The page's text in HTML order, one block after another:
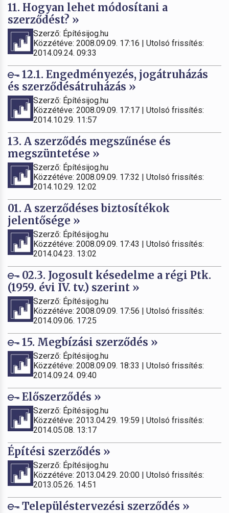
11. Hogyan lehet módosítani a
szerződést? »
Szerző: Építésijog.hu
Közzétéve: 2008.09.09. 17:16 | Utolsó frissítés:
2014.09.24. 09:33
12.1. Engedményezés, jogátruházás
és szerződésátruházás »
Szerző: Építésijog.hu
Közzétéve: 2008.09.09. 17:17 | Utolsó frissítés:
2014.10.29. 11:57
13. A szerződés megszűnése és
megszüntetése »
Szerző: Építésijog.hu
Közzétéve: 2008.09.09. 17:32 | Utolsó frissítés:
2014.10.29. 12:02
01. A szerződéses biztosítékok
jelentősége »
Szerző: Építésijog.hu
Közzétéve: 2008.09.09. 17:43 | Utolsó frissítés:
2014.04.23. 13:02
02.3. Jogosult késedelme a régi Ptk.
(1959. évi IV. tv.) szerint »
Szerző: Építésijog.hu
Közzétéve: 2008.09.09. 17:56 | Utolsó frissítés:
2014.09.06. 17:25
15. Megbízási szerződés »
Szerző: Építésijog.hu
Közzétéve: 2008.09.09. 18:33 | Utolsó frissítés:
2014.09.24. 09:40
Előszerződés »
Szerző: Építésijog.hu
Közzétéve: 2013.04.29. 19:59 | Utolsó frissítés:
2014.05.08. 13:17
Építési szerződés »
Szerző: Építésijog.hu
Közzétéve: 2013.04.29. 20:00 | Utolsó frissítés:
2013.05.26. 14:51
Településtervezési szerződés »